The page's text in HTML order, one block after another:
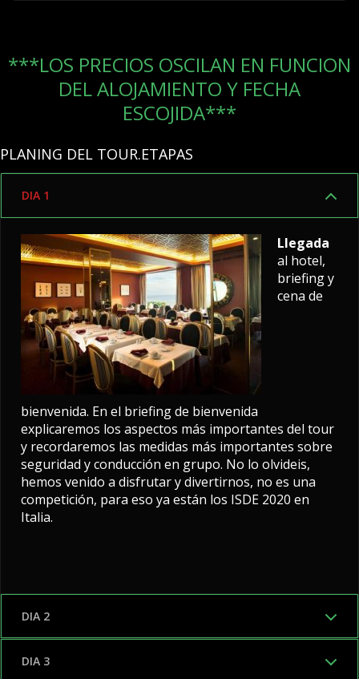
***LOS PRECIOS OSCILAN EN FUNCION
DEL ALOJAMIENTO Y FECHA
ESCOJIDA***
PLANING DEL TOUR.ETAPAS
DIA 1
Llegada
al hotel,
briefing y
cena de
bienvenida. En el briefing de bienvenida
explicaremos los aspectos más importantes del tour
y recordaremos las medidas más importantes sobre
seguridad y conducción en grupo. No lo olvideis,
hemos venido a disfrutar y divertirnos, no es una
competición, para eso ya están los ISDE 2020 en
Italia.
DIA 2
DIA 3